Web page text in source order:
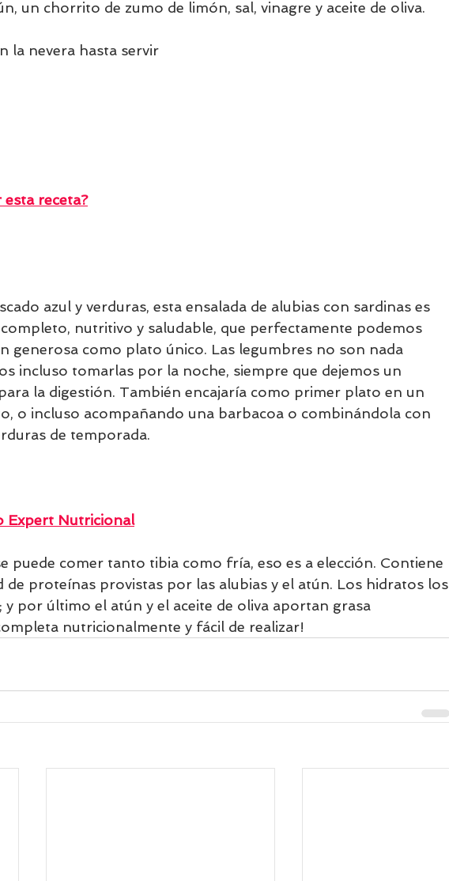
un chorrito de zumo de limón, sal, vinagre y aceite de oliva.
la nevera hasta servir
receta?
azul y verduras, esta ensalada de alubias con sardinas es
nutritivo y saludable, que perfectamente podemos
generosa como plato único. Las legumbres no son nada
incluso tomarlas por la noche, siempre que dejemos un
la digestión. También encajaría como primer plato en un
o incluso acompañando una barbacoa o combinándola con
de temporada.
Expert Nutricional
puede comer tanto tibia como fría, eso es a elección. Contiene
de proteínas provistas por las alubias y el atún. Los hidratos los
y por último el atún y el aceite de oliva aportan grasa
nutricionalmente y fácil de realizar!